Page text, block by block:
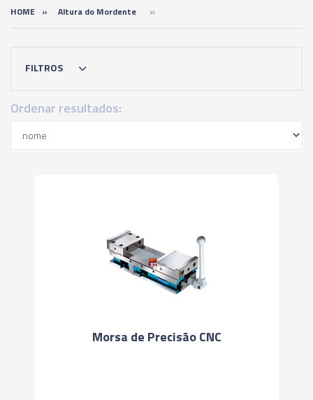
HOME » Altura do Mordente »
FILTROS
Ordenar resultados:
Morsa de Precisão CNC